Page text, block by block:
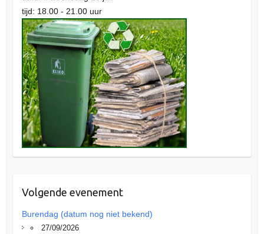
tijd: 18.00 - 21.00 uur
Volgende evenement
Burendag (datum nog niet bekend)
27/09/2026